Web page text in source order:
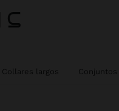
Collares largos Conjuntos